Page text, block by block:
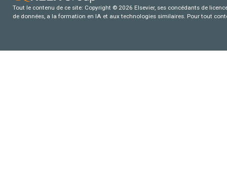
Tout le contenu de ce site: Copyright © 2026 Elsevier, ses concédants de
de données, a la formation en IA et aux technologies similaires. Pour tout